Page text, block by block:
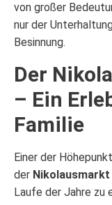
von großer
nur der
Besinnung.
Der
– Ein
Familie
Einer der
der Nikolausmarkt
Laufe der Jahre